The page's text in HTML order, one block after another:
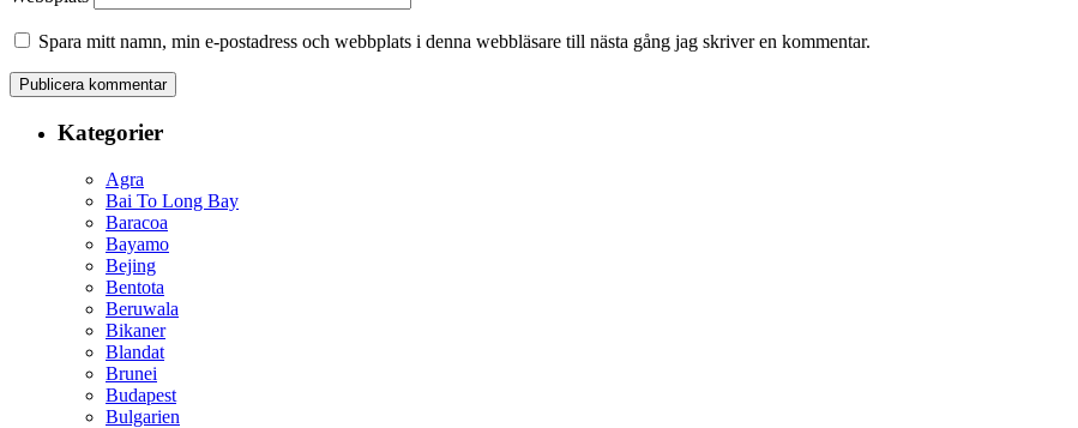
Spara mitt namn, min e-postadress och webbplats i denna webbläsare till nästa gång jag skriver en kommentar.
Kategorier
Agra
Bai To Long Bay
Baracoa
Bayamo
Bejing
Bentota
Beruwala
Bikaner
Blandat
Brunei
Budapest
Bulgarien